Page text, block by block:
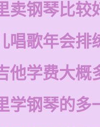
卖钢琴比较
唱歌年会排
他学费大概
学钢琴的多